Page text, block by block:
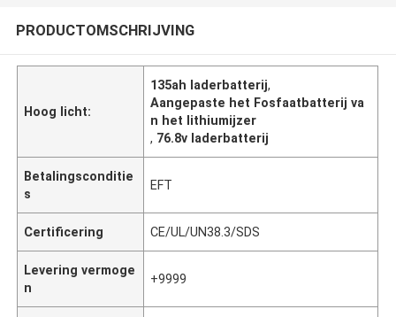
PRODUCTOMSCHRIJVING
Hoog licht:
135ah laderbatterij,
Aangepaste het Fosfaatbatterij va
n het lithiumijzer
, 76.8v laderbatterij
Betalingsconditie
s
EFT
Certificering CE/UL/UN38.3/SDS
Levering vermoge
n
+9999